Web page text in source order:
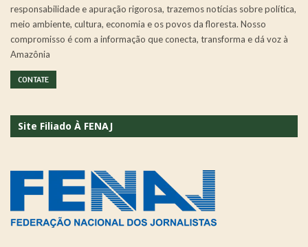
responsabilidade e apuração rigorosa, trazemos notícias sobre política,
meio ambiente, cultura, economia e os povos da floresta. Nosso
compromisso é com a informação que conecta, transforma e dá voz à
Amazônia
CONTATE
Site Filiado À FENAJ